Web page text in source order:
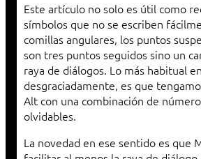
Este artículo no solo es útil como
símbolos que no se escriben
comillas angulares, los puntos
son tres puntos seguidos sino un
raya de diálogos. Lo más habitual
desgraciadamente, es que
Alt con una combinación de
olvidables.
La novedad en ese sentido es que